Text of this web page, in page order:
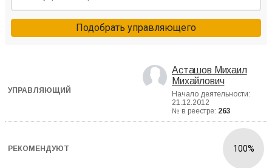
Подобрать управляющего
Асташов Михаил
Михайлович
Начало деятельности:
21.12.2012
№ в реестре: 263
100%